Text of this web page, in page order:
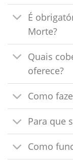
É
Morte?
Quais
oferece?
Como
Para que
Como